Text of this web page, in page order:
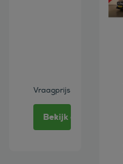
Vraagprijs
Bekijk deze auto